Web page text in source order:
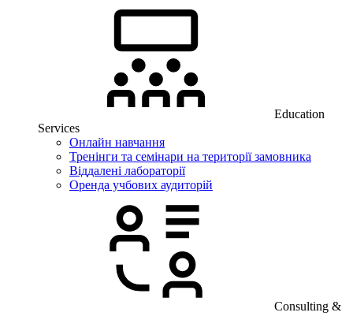
Education
Services
Онлайн навчання
Тренінги та семінари на території замовника
Віддалені лабораторії
Оренда учбових аудиторій
Consulting &